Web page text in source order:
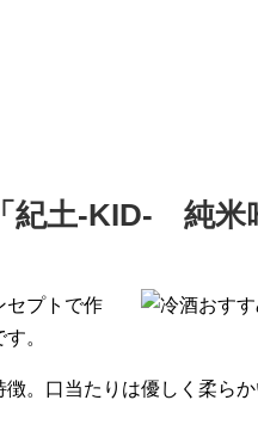
紀土-KID- 純
セプトで作
。
。口当たりは優しく柔ら